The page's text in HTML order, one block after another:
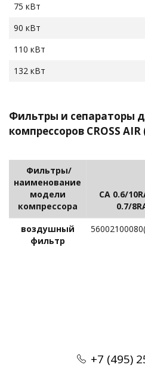
75 кВт
90 кВт
110 кВт
132 кВт
Фильтры и сепараторы
компрессоров CROSS
Фильтры/
наименование
модели
компрессора
CA 0.6/
0.7/
воздушный
фильтр
+7 (495)